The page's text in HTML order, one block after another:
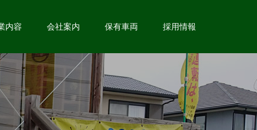
内容 会社案内 保有車両 採用情報